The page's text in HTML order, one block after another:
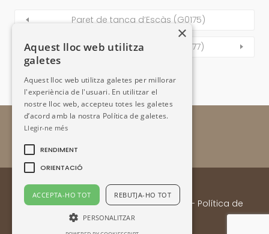
Paret de tanca d’Escàs (G0175)
Corral del camí dels Plans (G0177)
Enllaços- Contacte:Email-Avís legal - Política de
privacitat
×
Aquest lloc web utilitza
galetes
Aquest lloc web utilitza galetes per millorar
l'experiència de l'usuari. En utilitzar el
nostre lloc web, accepteu totes les galetes
d’acord amb la nostra Política de galetes.
Llegir-ne més
RENDIMENT
ORIENTACIÓ
ACCEPTA-HO TOT REBUTJA-HO TOT
PERSONALITZAR